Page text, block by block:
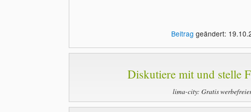
Beitrag geändert:
Diskutiere mit und stelle
lima-city: Gratis